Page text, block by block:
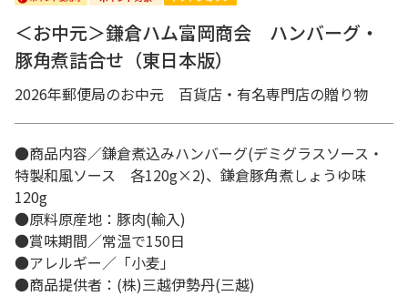
＜お中元＞鎌倉ハム富岡商会 ハンバーグ・
豚角煮詰合せ（東日本版）
2026年郵便局のお中元 百貨店・有名専門店の贈り物
●商品内容／鎌倉煮込みハンバーグ(デミグラスソース・
特製和風ソース 各120g×2)、鎌倉豚角煮しょうゆ味
120g
●原料原産地：豚肉(輸入)
●賞味期間／常温で150日
●アレルギー／「小麦」
●商品提供者：(株)三越伊勢丹(三越)